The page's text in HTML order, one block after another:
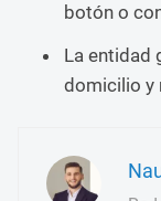
botón o
La entidad
domicilio y